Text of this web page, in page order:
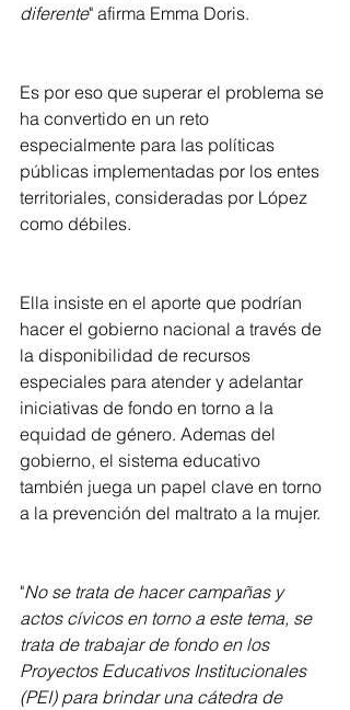
diferente" afirma Emma Doris.
Es por eso que superar el problema se
ha convertido en un reto
especialmente para las políticas
públicas implementadas por los entes
territoriales, consideradas por López
como débiles.
Ella insiste en el aporte que podrían
hacer el gobierno nacional a través de
la disponibilidad de recursos
especiales para atender y adelantar
iniciativas de fondo en torno a la
equidad de género. Ademas del
gobierno, el sistema educativo
también juega un papel clave en torno
a la prevención del maltrato a la mujer.
"No se trata de hacer campañas y
actos cívicos en torno a este tema, se
trata de trabajar de fondo en los
Proyectos Educativos Institucionales
(PEI) para brindar una cátedra de